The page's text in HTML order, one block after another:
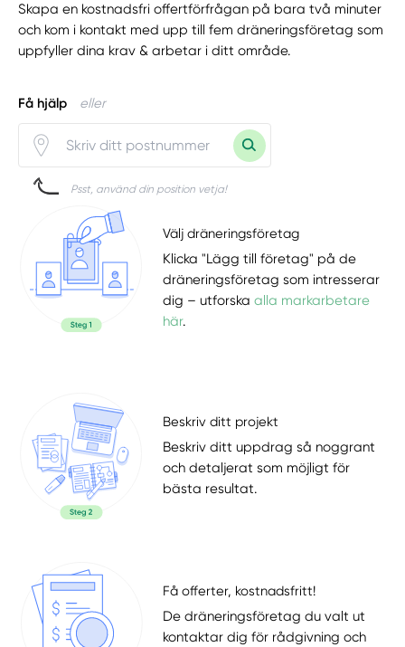
Skapa en kostnadsfri offertförfrågan på bara två minuter
och kom i kontakt med upp till fem dräneringsföretag som
uppfyller dina krav & arbetar i ditt område.
Få hjälp eller
Psst, använd din position vetja!
Välj dräneringsföretag
Klicka "Lägg till företag" på de
dräneringsföretag som intresserar
dig – utforskaalla markarbetare
här.
Beskriv ditt projekt
Beskriv ditt uppdrag så noggrant
och detaljerat som möjligt för
bästa resultat.
Få offerter, kostnadsfritt!
De dräneringsföretag du valt ut
kontaktar dig för rådgivning och